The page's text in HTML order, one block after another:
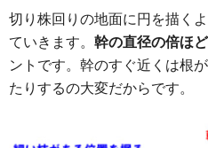
切り株回りの地面に円を描く
ていきます。 幹の直径の倍ほ
ントです。幹のすぐ近くは根
たりするの大変だからです。